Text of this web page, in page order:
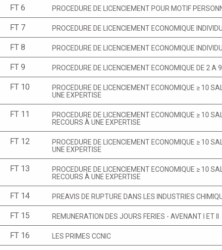
FT 6 PROCEDURE DE LICENCIEMENT POUR MOTIF
FT 7 PROCEDURE DE LICENCIEMENT ECONOMIQUE
FT 8 PROCEDURE DE LICENCIEMENT ECONOMIQUE
FT 9 PROCEDURE DE LICENCIEMENT ECONOMIQUE DE 2
FT 10
PROCEDURE DE LICENCIEMENT ECONOMIQUE ≥ 10
UNE EXPERTISE
FT 11
PROCEDURE DE LICENCIEMENT ECONOMIQUE ≥ 10
RECOURS À UNE EXPERTISE
FT 12
PROCEDURE DE LICENCIEMENT ECONOMIQUE ≥ 10
UNE EXPERTISE
FT 13
PROCEDURE DE LICENCIEMENT ECONOMIQUE ≥ 10
RECOURS À UNE EXPERTISE
FT 14 PREAVIS DE RUPTURE DANS LES INDUSTRIES
FT 15 REMUNERATION DES JOURS FERIES - AVENANT I ET II
FT 16 LES PRIMES CCNIC